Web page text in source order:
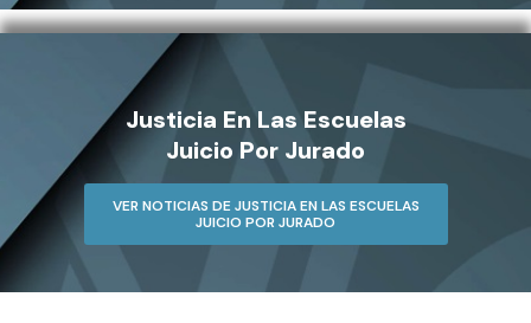
Justicia En Las Escuelas
Juicio Por Jurado
VER NOTICIAS DE JUSTICIA EN LAS ESCUELAS
JUICIO POR JURADO